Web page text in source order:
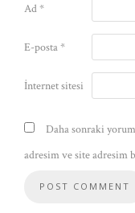
Ad*
E-posta*
İnternet sitesi
Daha sonraki
adresim ve site adresim